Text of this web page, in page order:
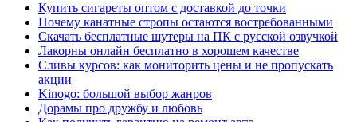
Купить сигареты оптом с доставкой до точки
Почему канатные стропы остаются востребованными
Скачать бесплатные шутеры на ПК с русской озвучкой
Лакорны онлайн бесплатно в хорошем качестве
Сливы курсов: как мониторить цены и не пропускать
акции
Kinogo: большой выбор жанров
Дорамы про дружбу и любовь